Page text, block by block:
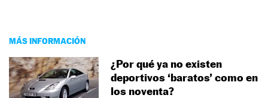
MÁS INFORMACIÓN
¿Por qué ya no existen
deportivos ‘baratos’ como en
los noventa?